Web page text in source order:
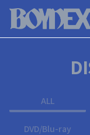
ALL
DVD/Blu-ray